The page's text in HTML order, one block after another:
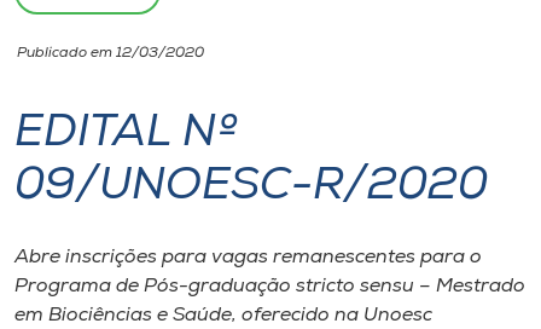
Unoesc
Internacionalização
I.nova
Diplomados
Publicado em 12/03/2020
EDITAL Nº
09/UNOESC-R/2020
Abre inscrições para vagas remanescentes para o
Programa de Pós-graduação stricto sensu – Mestrado
em Biociências e Saúde, oferecido na Unoesc